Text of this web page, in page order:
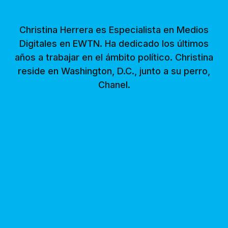
Christina Herrera es Especialista en Medios
Digitales en EWTN. Ha dedicado los últimos
años a trabajar en el ámbito político. Christina
reside en Washington, D.C., junto a su perro,
Chanel.